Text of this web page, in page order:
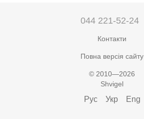
044 221-52-24
Контакти
Повна версія сайту
© 2010—2026
Shvigel
Рус Укр Eng